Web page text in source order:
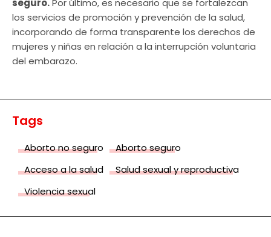
seguro.Por último, es necesario que se fortalezcan
los servicios de promoción y prevención de la salud,
incorporando de forma transparente los derechos de
mujeres y niñas en relación a la interrupción voluntaria
del embarazo.
Tags
Aborto no seguro
Aborto seguro
Acceso a la salud
Salud sexual y reproductiva
Violencia sexual